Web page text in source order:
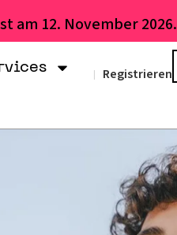
am 12. November 2026.
| Registrieren